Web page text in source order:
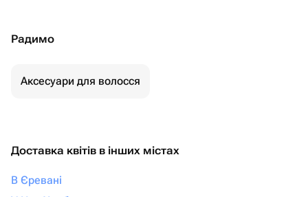
Радимо
Аксесуари для волосся
Доставка квітів в інших містах
В Єревані